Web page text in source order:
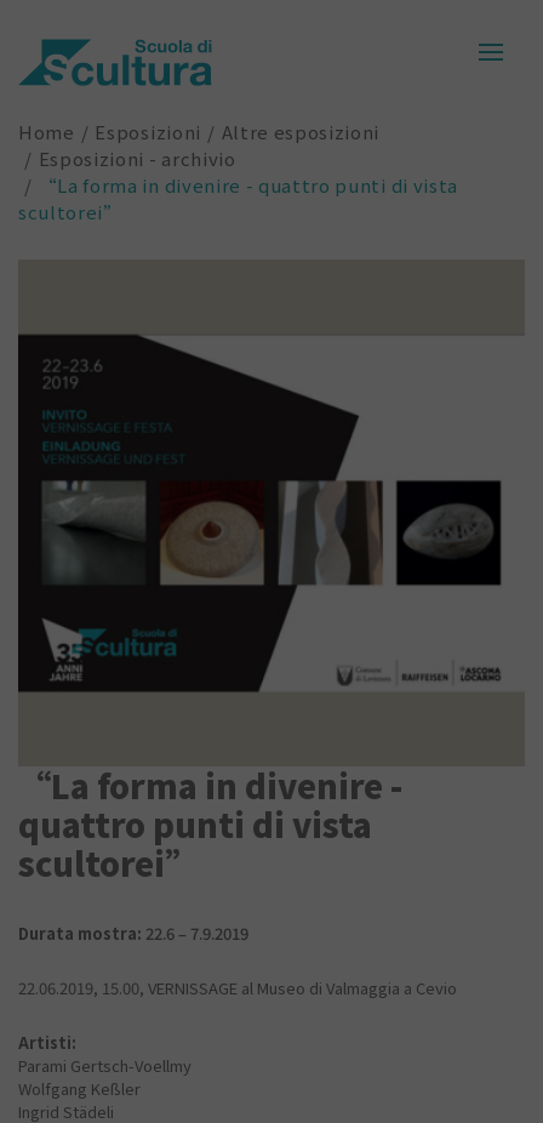
Home Esposizioni
Altre esposizioni
Esposizioni - archivio
“La forma in divenire - quattro punti di vista
scultorei”
“La forma in divenire -
quattro punti di vista
scultorei”
Durata mostra: 22.6 – 7.9.2019
22.06.2019, 15.00, VERNISSAGE al Museo di Valmaggia a Cevio
Artisti:
Parami Gertsch-Voellmy
Wolfgang Keßler
Ingrid Städeli